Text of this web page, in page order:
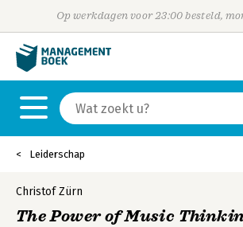
Op werkdagen voor 23:00 besteld,
Leiderschap
Christof Zürn
The Power of Music